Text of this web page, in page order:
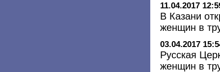
11.04.2017
В Казани
женщин в
03.04.2017
Русская
женщин в